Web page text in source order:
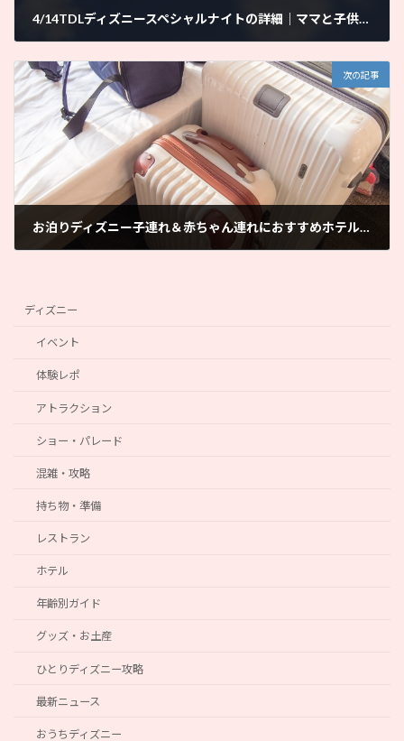
4/14TDLディズニースペシャルナイトの詳細｜ママと子供だけで子連れディズニー
次の記事
お泊りディズニー子連れ＆赤ちゃん連れにおすすめホテル＊初旅行でも安心｜ママと子供だけで子連れディズニー
ディズニー
イベント
体験レポ
アトラクション
ショー・パレード
混雑・攻略
持ち物・準備
レストラン
ホテル
年齢別ガイド
グッズ・お土産
ひとりディズニー攻略
最新ニュース
おうちディズニー